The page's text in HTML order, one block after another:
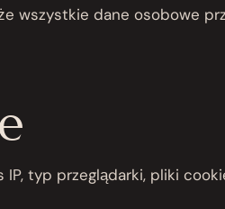
wszystkie dane osobowe
typ przeglądarki, pliki